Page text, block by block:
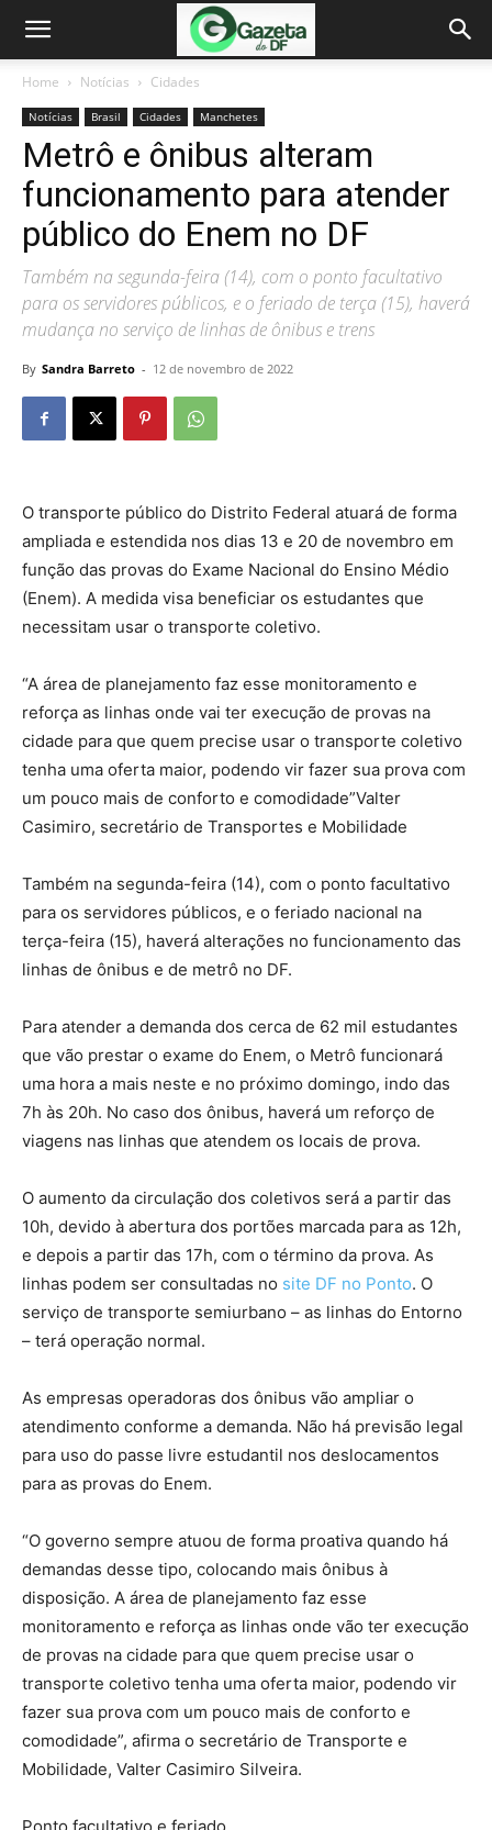
Home Notícias Cidades
Notícias Brasil Cidades Manchetes
Metrô e ônibus alteram
funcionamento para atender
público do Enem no DF
Também na segunda-feira (14), com o ponto facultativo
para os servidores públicos, e o feriado de terça (15), haverá
mudança no serviço de linhas de ônibus e trens
By Sandra Barreto - 12 de novembro de 2022
O transporte público do Distrito Federal atuará de forma
ampliada e estendida nos dias 13 e 20 de novembro em
função das provas do Exame Nacional do Ensino Médio
(Enem). A medida visa beneficiar os estudantes que
necessitam usar o transporte coletivo.
“A área de planejamento faz esse monitoramento e
reforça as linhas onde vai ter execução de provas na
cidade para que quem precise usar o transporte coletivo
tenha uma oferta maior, podendo vir fazer sua prova com
um pouco mais de conforto e comodidade”Valter
Casimiro, secretário de Transportes e Mobilidade
Também na segunda-feira (14), com o ponto facultativo
para os servidores públicos, e o feriado nacional na
terça-feira (15), haverá alterações no funcionamento das
linhas de ônibus e de metrô no DF.
Para atender a demanda dos cerca de 62 mil estudantes
que vão prestar o exame do Enem, o Metrô funcionará
uma hora a mais neste e no próximo domingo, indo das
7h às 20h. No caso dos ônibus, haverá um reforço de
viagens nas linhas que atendem os locais de prova.
O aumento da circulação dos coletivos será a partir das
10h, devido à abertura dos portões marcada para as 12h,
e depois a partir das 17h, com o término da prova. As
linhas podem ser consultadas no site DF no Ponto. O
serviço de transporte semiurbano – as linhas do Entorno
– terá operação normal.
As empresas operadoras dos ônibus vão ampliar o
atendimento conforme a demanda. Não há previsão legal
para uso do passe livre estudantil nos deslocamentos
para as provas do Enem.
“O governo sempre atuou de forma proativa quando há
demandas desse tipo, colocando mais ônibus à
disposição. A área de planejamento faz esse
monitoramento e reforça as linhas onde vão ter execução
de provas na cidade para que quem precise usar o
transporte coletivo tenha uma oferta maior, podendo vir
fazer sua prova com um pouco mais de conforto e
comodidade”, afirma o secretário de Transporte e
Mobilidade, Valter Casimiro Silveira.